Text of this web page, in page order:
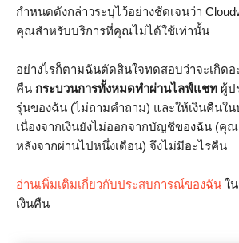
กำหนดดังกล่าวระบุไว้อย่างชัดเจนว่า
คุณสำหรับบริการที่คุณไม่ได้ใช้เท่านั้น
อย่างไรก็ตามฉันตัดสินใจทดสอบว่าจะเกิด
คืน กระบวนการทั้งหมดทำผ่านไลฟ์แชท ผู้ป
รุ่นของฉัน (ไม่ถามคำถาม) และให้เงินคืนใ
เนื่องจากเงินยังไม่ออกจากบัญชีของฉัน (คุณ
หลังจากผ่านไปหนึ่งเดือน) จึงไม่มีอะไรคืน
อ่านเพิ่มเติมเกี่ยวกับประสบการณ์ของฉัน ใ
เงินคืน